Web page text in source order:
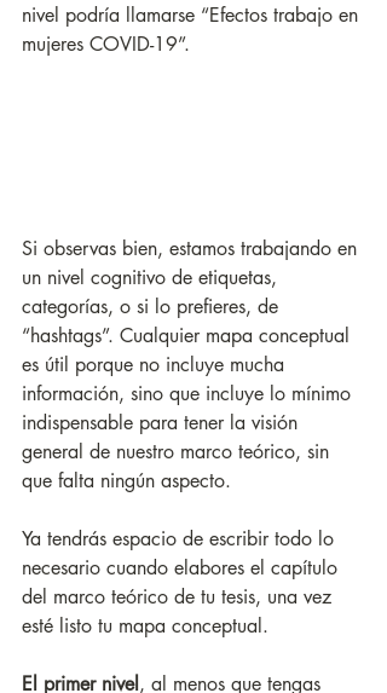
nivel podría llamarse “Efectos trabajo en
mujeres COVID-19”.
Si observas bien, estamos trabajando en
un nivel cognitivo de etiquetas,
categorías, o si lo prefieres, de
“hashtags”. Cualquier mapa conceptual
es útil porque no incluye mucha
información, sino que incluye lo mínimo
indispensable para tener la visión
general de nuestro marco teórico, sin
que falta ningún aspecto.
Ya tendrás espacio de escribir todo lo
necesario cuando elabores el capítulo
del marco teórico de tu tesis, una vez
esté listo tu mapa conceptual.
El primer nivel , al menos que tengas